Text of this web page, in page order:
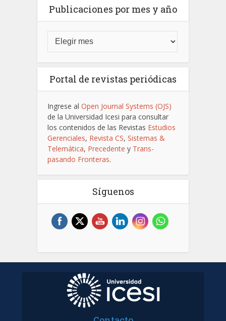
Publicaciones por mes y año
Portal de revistas periódicas
Ingrese al Open Journal Systems (OJS)
de la Universidad Icesi para consultar
los contenidos de las Revistas Estudios
Gerenciales, Revista CS, Sistemas &
Telemática, Precedente y Trans-
pasando Fronteras.
Síguenos